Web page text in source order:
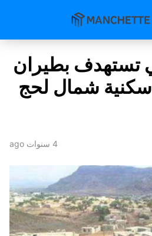
تستهدف بطيران
شمال لحج
4 سنوات ago